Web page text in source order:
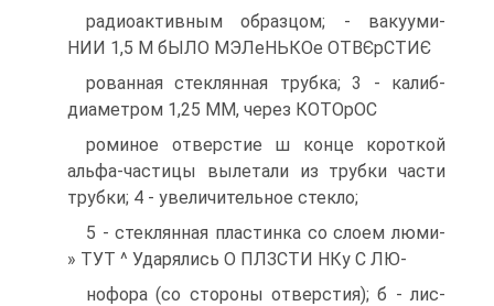
радиоактивным образцом; - вакууми-
НИИ 1,5 М бЫЛО МЭЛеНЬКОе ОТВЄрСТИЄ
рованная стеклянная трубка; 3 - калиб-
диаметром 1,25 ММ, через КОТОрОС
роминое отверстие ш конце короткой
альфа-частицы вылетали из трубки части
трубки; 4 - увеличительное стекло;
5 - стеклянная пластинка со слоем люми-
» ТУТ ^ Ударялись О ПЛЗСТИ НКу С ЛЮ-
нофора (со стороны отверстия); б - лис-